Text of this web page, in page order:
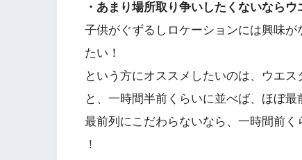
・あまり場所取り争いしたくないなら
子供がぐずるしロケーションには興味
たい！
という方にオススメしたいのは、ウエ
と、一時間半前くらいに並べば、ほぼ最
最前列にこだわらないなら、一時間前
！